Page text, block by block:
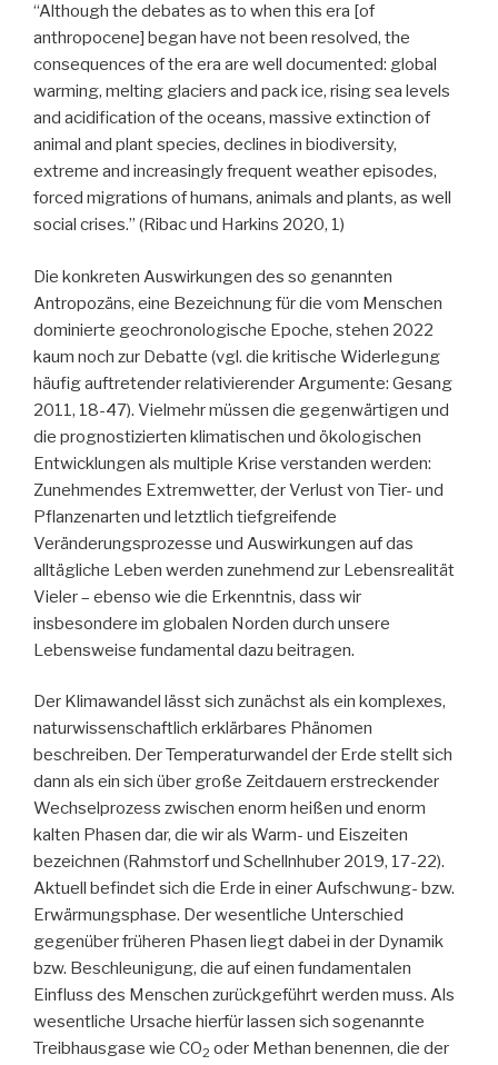
“Although the debates as to when this era [of
anthropocene] began have not been resolved, the
consequences of the era are well documented: global
warming, melting glaciers and pack ice, rising sea levels
and acidification of the oceans, massive extinction of
animal and plant species, declines in biodiversity,
extreme and increasingly frequent weather episodes,
forced migrations of humans, animals and plants, as well
social crises.” (Ribac und Harkins 2020, 1)
Die konkreten Auswirkungen des so genannten
Antropozäns, eine Bezeichnung für die vom Menschen
dominierte geochronologische Epoche, stehen 2022
kaum noch zur Debatte (vgl. die kritische Widerlegung
häufig auftretender relativierender Argumente: Gesang
2011, 18-47). Vielmehr müssen die gegenwärtigen und
die prognostizierten klimatischen und ökologischen
Entwicklungen als multiple Krise verstanden werden:
Zunehmendes Extremwetter, der Verlust von Tier- und
Pflanzenarten und letztlich tiefgreifende
Veränderungsprozesse und Auswirkungen auf das
alltägliche Leben werden zunehmend zur Lebensrealität
Vieler – ebenso wie die Erkenntnis, dass wir
insbesondere im globalen Norden durch unsere
Lebensweise fundamental dazu beitragen.
Der Klimawandel lässt sich zunächst als ein komplexes,
naturwissenschaftlich erklärbares Phänomen
beschreiben. Der Temperaturwandel der Erde stellt sich
dann als ein sich über große Zeitdauern erstreckender
Wechselprozess zwischen enorm heißen und enorm
kalten Phasen dar, die wir als Warm- und Eiszeiten
bezeichnen (Rahmstorf und Schellnhuber 2019, 17-22).
Aktuell befindet sich die Erde in einer Aufschwung- bzw.
Erwärmungsphase. Der wesentliche Unterschied
gegenüber früheren Phasen liegt dabei in der Dynamik
bzw. Beschleunigung, die auf einen fundamentalen
Einfluss des Menschen zurückgeführt werden muss. Als
wesentliche Ursache hierfür lassen sich sogenannte
Treibhausgase wie CO2 oder Methan benennen, die der